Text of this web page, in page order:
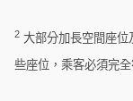
2 大部分加長空間座位
些座位，乘客必須完